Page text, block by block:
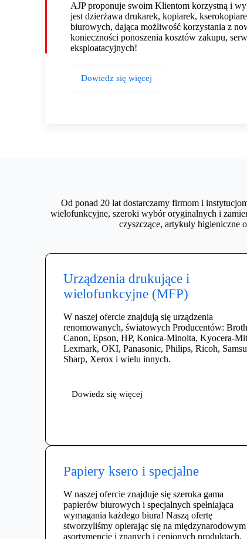
AJP proponuje swoim Klientom korzystną i
jest dzierżawa drukarek, kopiarek,
biurowych, dająca możliwość korzystania z
konieczności ponoszenia kosztów zakupu,
eksploatacyjnych!
Dowiedz się więcej
Od ponad 20 lat dostarczamy firmom i
wielofunkcyjne, szeroki wybór oryginalnych i
czyszczące, artykuły
Urządzenia drukujące i
wielofunkcyjne (MFP)
W naszej ofercie znajdują się urządzenia
renomowanych, światowych Producentów:
Canon, Epson, HP, Konica-Minolta, Kyocera-
Lexmark, OKI, Panasonic, Philips, Ricoh,
Sharp, Xerox i wielu innych.
Dowiedz się więcej
Papiery ksero i specjalne
W naszej ofercie znajduje się szeroka gama
papierów biurowych i specjalnych spełniająca
wymagania każdego biura! Naszą ofertę
stworzyliśmy opierając się na międzynarodowym
asortymencie i znanych i cenionych produktach.